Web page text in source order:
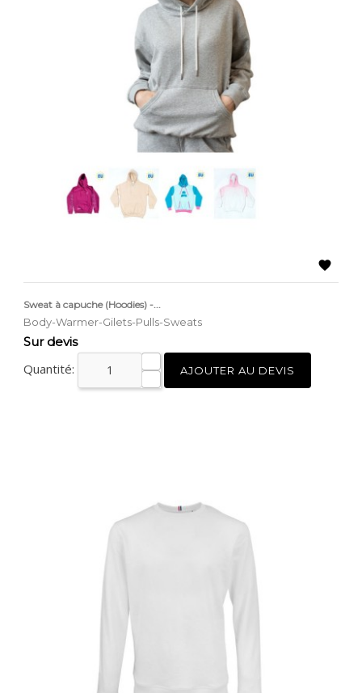

Sweat à capuche (Hoodies) -...
Body-Warmer-Gilets-Pulls-Sweats
Prix
Sur devis
Quantité: AJOUTER AU DEVIS